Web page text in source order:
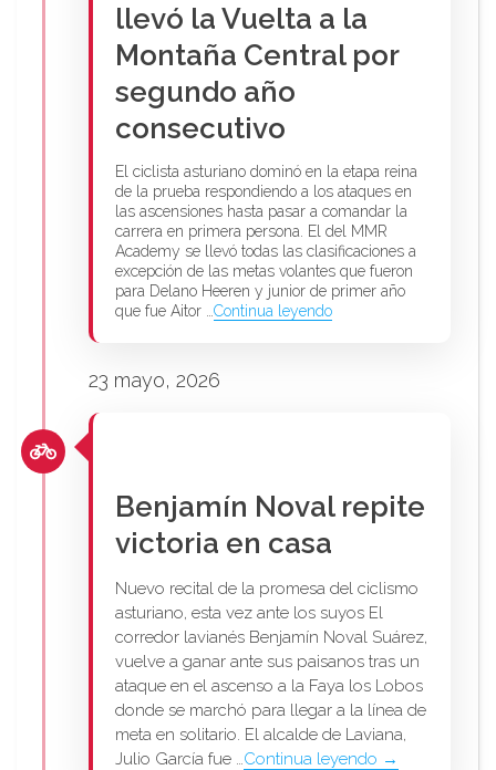
llevó la Vuelta a la
Montaña Central por
segundo año
consecutivo
El ciclista asturiano dominó en la etapa reina
de la prueba respondiendo a los ataques en
las ascensiones hasta pasar a comandar la
carrera en primera persona. El del MMR
Academy se llevó todas las clasificaciones a
excepción de las metas volantes que fueron
para Delano Heeren y junior de primer año
que fue Aitor … Continua leyendo
23 mayo, 2026
Benjamín Noval repite
victoria en casa
Nuevo recital de la promesa del ciclismo
asturiano, esta vez ante los suyos El
corredor lavianés Benjamín Noval Suárez,
vuelve a ganar ante sus paisanos tras un
ataque en el ascenso a la Faya los Lobos
donde se marchó para llegar a la línea de
meta en solitario. El alcalde de Laviana,
Julio García fue … Continua leyendo →